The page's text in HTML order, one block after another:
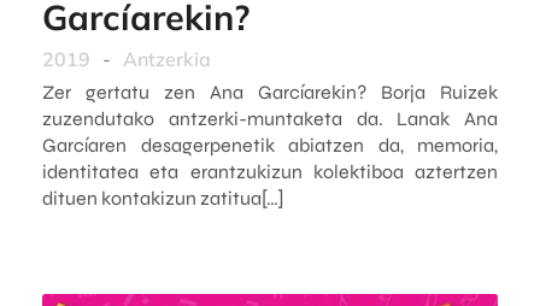
Garcíarekin?
2019 - Antzerkia
Zer gertatu zen Ana Garcíarekin? Borja Ruizek
zuzendutako antzerki-muntaketa da. Lanak Ana
Garcíaren desagerpenetik abiatzen da, memoria,
identitatea eta erantzukizun kolektiboa aztertzen
dituen kontakizun zatitua[…]